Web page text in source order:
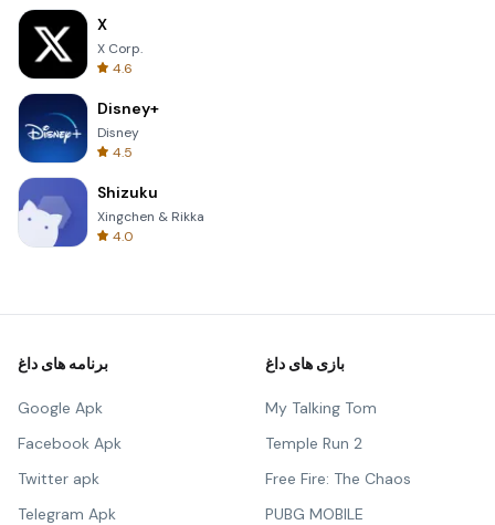
X
X Corp.
4.6
Disney+
Disney
4.5
Shizuku
Xingchen & Rikka
4.0
برنامه های داغ
Google Apk
Facebook Apk
Twitter apk
Telegram Apk
بازی های داغ
My Talking Tom
Temple Run 2
Free Fire: The Chaos
PUBG MOBILE